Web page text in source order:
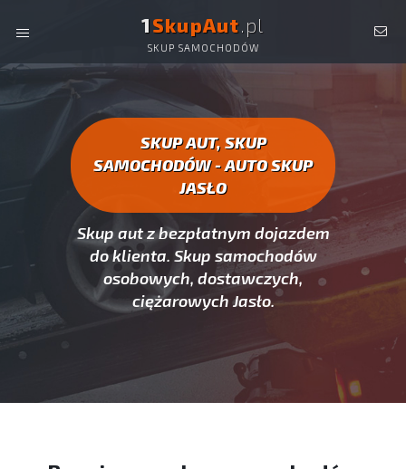
1SkupAut.pl
SKUP SAMOCHODÓW
AUTO SKUP JASŁO -
SAMOCHODÓW JASŁO
SKUP AUT, SKUP
SAMOCHODÓW - AUTO SKUP
JASŁO
Skup aut z bezpłatnym dojazdem
do klienta. Skup samochodów
osobowych, dostawczych,
ciężarowych Jasło.